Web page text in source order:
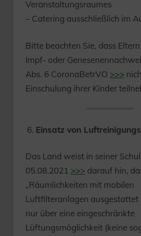
Veranstaltungsraumes
– Catering ausschließlich im
Bitte beachten Sie, dass
Impf- oder
Abs. 6 CoronaBetrVO >>>
Einschulung ihrer Kinder
Einsatz von
Das Land weist in seiner
05.08.2021 >>> darauf hin,
„Räumlichkeiten mit mobilen
Luftfilteranlagen ausgestattet
nur über eine eingeschränkte
Lüftungsmöglichkeit (keine